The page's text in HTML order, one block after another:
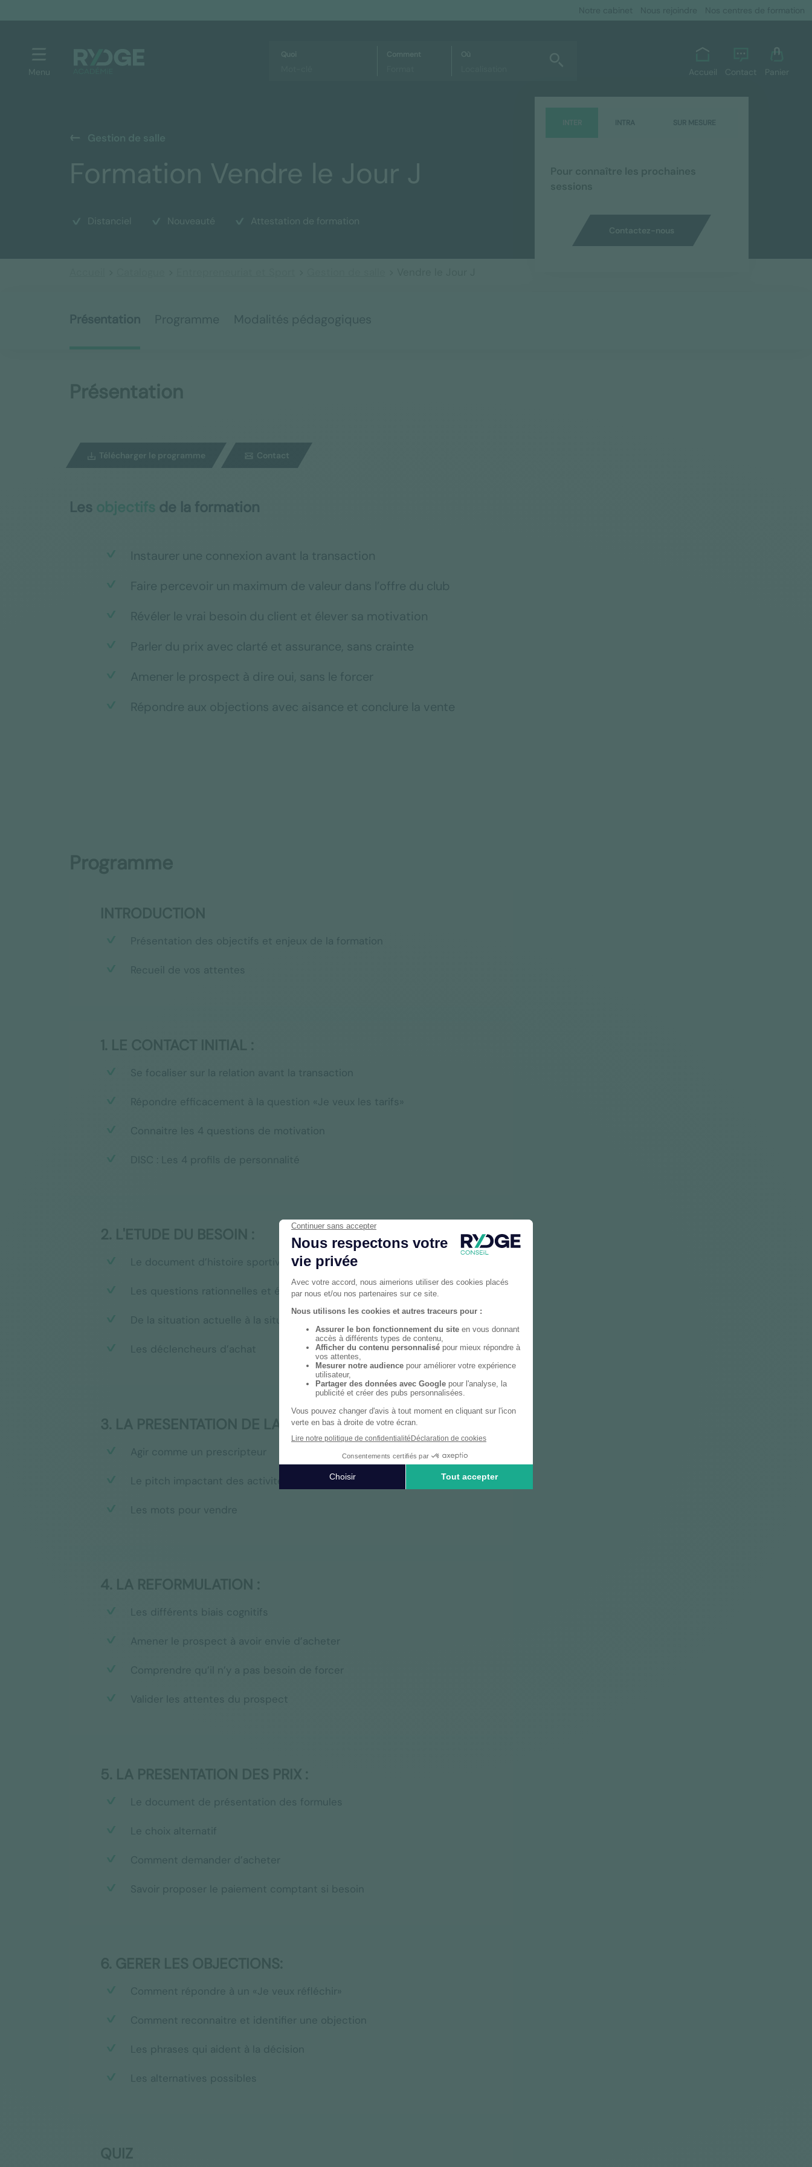
Notre cabinet Nous rejoindre Nos centres de formation
Menu Accueil Contact Panier
Gestion de salle
Formation Vendre le Jour J
Distanciel Nouveauté Attestation de formation
INTER INTRA SUR MESURE
Contactez-nous
Présentation Programme Modalités pédagogiques
Télécharger le programme Contact
Les objectifs de la formation
Instaurer une connexion avant la transaction
Faire percevoir un maximum de valeur dans l’offre du club
Révéler le vrai besoin du client et élever sa motivation
Parler du prix avec clarté et assurance, sans crainte
Amener le prospect à dire oui, sans le forcer
Répondre aux objections avec aisance et conclure la vente
Présentation des objectifs et enjeux de la formation
Recueil de vos attentes
1. LE CONTACT INITIAL :
Se focaliser sur la relation avant la transaction
Répondre efficacement à la question «Je veux les tarifs»
Connaitre les 4 questions de motivation
DISC : Les 4 profils de personnalité
2. L'ETUDE DU BESOIN :
Le document d’histoire sportive
Les questions rationnelles et émotionnelles
De la situation actuelle à la situation idéale
Les déclencheurs d’achat
3. LA PRESENTATION DE LA SOLUTION :
Agir comme un prescripteur
Le pitch impactant des activités du club
Les mots pour vendre
4. LA REFORMULATION :
Les différents biais cognitifs
Amener le prospect à avoir envie d’acheter
Comprendre qu’il n’y a pas besoin de forcer
Valider les attentes du prospect
Le document de présentation des formules
Le choix alternatif
Comment demander d’acheter
Savoir proposer le paiement comptant si besoin
Comment répondre à un «Je veux réfléchir»
Comment reconnaitre et identifier une objection
Les phrases qui aident à la décision
Les alternatives possibles
QUIZ